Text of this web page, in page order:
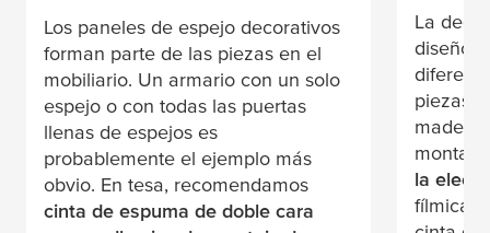
Los paneles de espejo decorativos
forman parte de las piezas en el
mobiliario. Un armario con un solo
espejo o con todas las puertas
llenas de espejos es
probablemente el ejemplo más
obvio. En tesa, recomendamos
cinta de espuma de doble cara
La
diseño
piezas
madera
la
fílmica